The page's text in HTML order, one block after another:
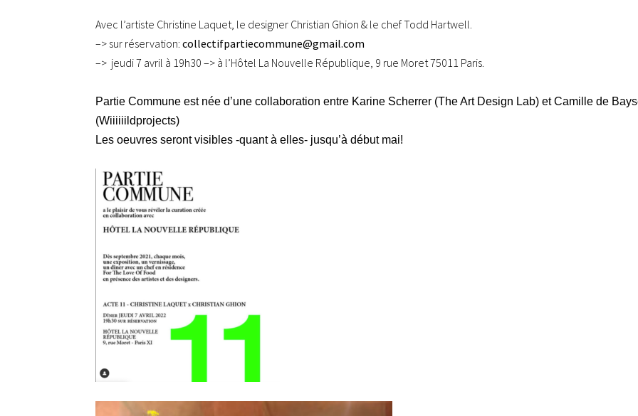
Avec l’artiste Christine Laquet, le designer Christian Ghion & le chef Todd Hartwell.
–> sur réservation:collectifpartiecommune@gmail.com
–> jeudi 7 avril à 19h30 –> à l’Hôtel La Nouvelle République, 9 rue Moret 75011 Paris.
Partie Commune est née d’une collaboration entre Karine Scherrer (The Art Design Lab) et Camille de
(Wiiiiiildprojects)
Les oeuvres seront visibles -quant à elles- jusqu’à début mai!